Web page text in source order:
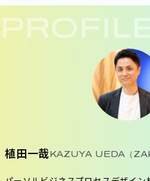
PROFILE
植田一哉 KAZUYA UEDA（